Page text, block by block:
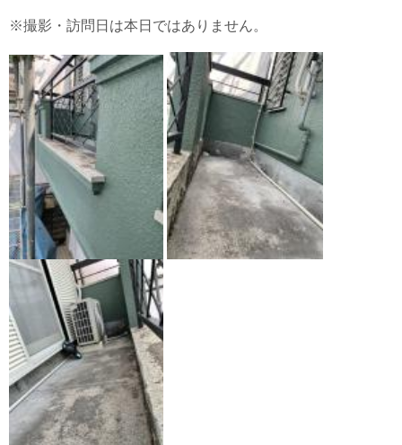
※撮影・訪問日は本日ではありません。